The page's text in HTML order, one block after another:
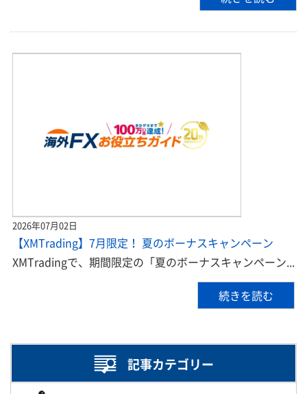
2026年07月02日
【XMTrading】7月限定！ 夏のボーナスキャンペーン
XMTradingで、期間限定の「夏のボーナスキャンペーン...
続きを読む
記事カテゴリー